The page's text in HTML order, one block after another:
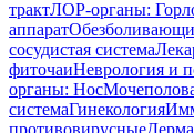
трактЛОР-органы:
аппарат
сосудистая система
фиточаиНеврология и
органы: Нос
системаГинекология
противовирусные